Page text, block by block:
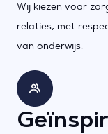
Wij kiezen voor
relaties, met
van onderwijs.